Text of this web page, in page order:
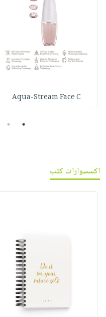
Aqua-Stream Face C
1
2
اكسسوارات كتب